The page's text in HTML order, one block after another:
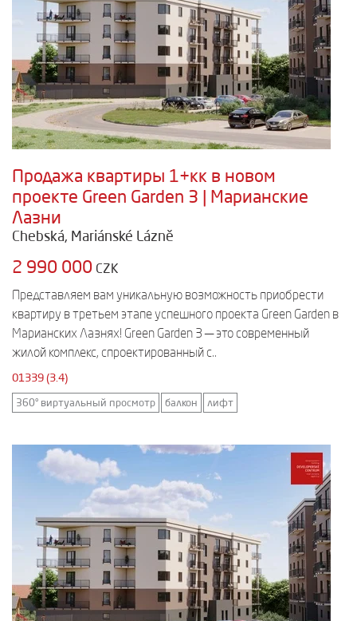
Продажа квартиры 1+кк в новом
проекте Green Garden 3 | Марианские
Лазни
Chebská, Mariánské Lázně
2 990 000 CZK
Представляем вам уникальную возможность приобрести
квартиру в третьем этапе успешного проекта Green Garden в
Марианских Лазнях! Green Garden 3 — это современный
жилой комплекс, спроектированный с..
01339 (3.4)
360° виртуальный просмотр балкон лифт